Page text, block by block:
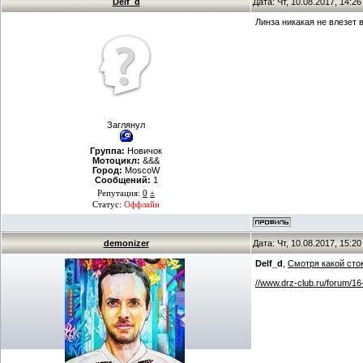
Заглянул
Группа: Новичок
Мотоцикл: &&&
Город: MoscoW
Сообщений: 1
Репутация: 0 ±
Статус: Оффлайн
Линза никакая не влезет
demonizer Дата: Чт, 10.08.2017,
Delf_d Смотря какой
//www.drz-club.ru/forum/